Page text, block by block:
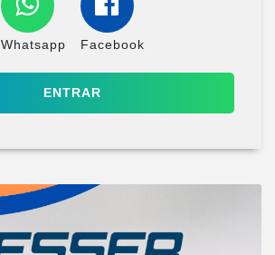
Whatsapp Facebook
ENTRAR